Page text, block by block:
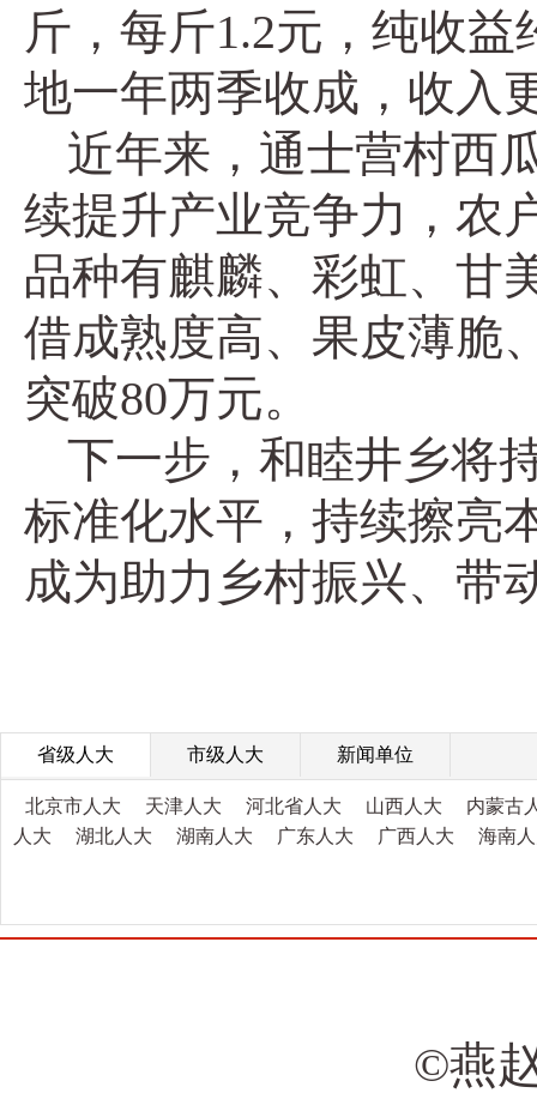
斤，每斤1.2元，纯收
地一年两季收成，收入
近年来，通士营村西
续提升产业竞争力，农
品种有麒麟、彩虹、甘
借成熟度高、果皮薄脆
突破80万元。
下一步，和睦井乡将
标准化水平，持续擦亮
成为助力乡村振兴、带
省级人大 市级人大 新闻单位
北京市人大 天津人大 河北省人大 山西人大
内蒙古
人大
湖北人大 湖南人大 广东人大 广西人大 海南
©燕